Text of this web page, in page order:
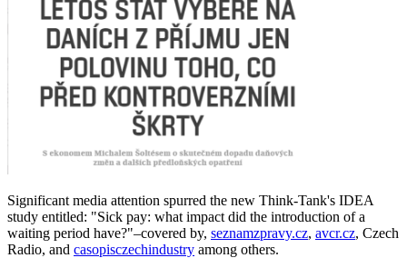
Significant media attention spurred the new Think-Tank's IDEA
study entitled: "Sick pay: what impact did the introduction of a
waiting period have?"–covered by, seznamzpravy.cz, avcr.cz, Czech
Radio, and casopisczechindustry among others.